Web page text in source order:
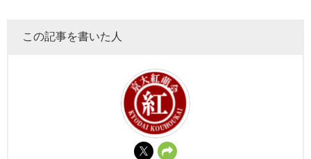
この記事を書いた人